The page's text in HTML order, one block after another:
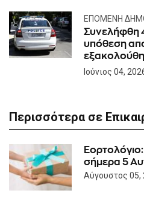
ΕΠΌΜΕΝΗ
Συνελήφθη
υπόθεση
Ιούνιος 04,
Περισσότερα σε
σήμερα 5
Αύγουστος 05,